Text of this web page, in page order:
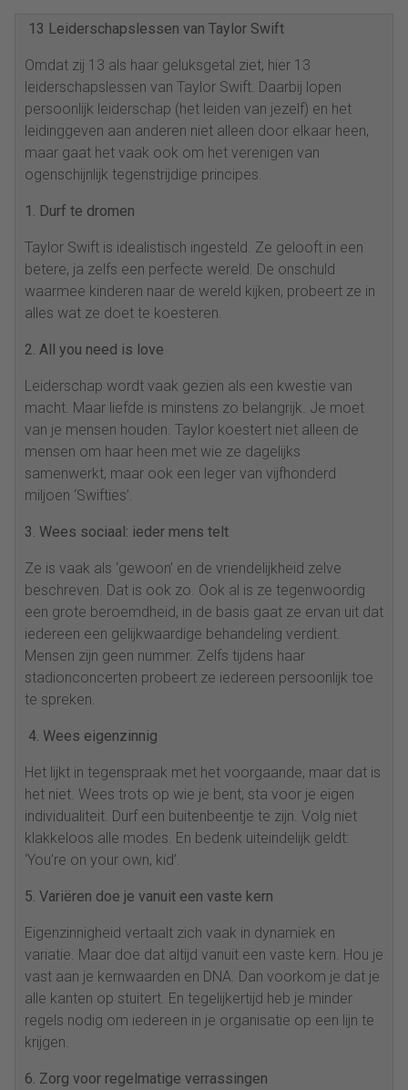
13 Leiderschapslessen van Taylor Swift
Omdat zij 13 als haar geluksgetal ziet, hier 13
leiderschapslessen van Taylor Swift. Daarbij lopen
persoonlijk leiderschap (het leiden van jezelf) en het
leidinggeven aan anderen niet alleen door elkaar heen,
maar gaat het vaak ook om het verenigen van
ogenschijnlijk tegenstrijdige principes.
1. Durf te dromen
Taylor Swift is idealistisch ingesteld. Ze gelooft in een
betere, ja zelfs een perfecte wereld. De onschuld
waarmee kinderen naar de wereld kijken, probeert ze in
alles wat ze doet te koesteren.
2. All you need is love
Leiderschap wordt vaak gezien als een kwestie van
macht. Maar liefde is minstens zo belangrijk. Je moet
van je mensen houden. Taylor koestert niet alleen de
mensen om haar heen met wie ze dagelijks
samenwerkt, maar ook een leger van vijfhonderd
miljoen ‘Swifties’.
3. Wees sociaal: ieder mens telt
Ze is vaak als ‘gewoon’ en de vriendelijkheid zelve
beschreven. Dat is ook zo. Ook al is ze tegenwoordig
een grote beroemdheid, in de basis gaat ze ervan uit dat
iedereen een gelijkwaardige behandeling verdient.
Mensen zijn geen nummer. Zelfs tijdens haar
stadionconcerten probeert ze iedereen persoonlijk toe
te spreken.
4. Wees eigenzinnig
Het lijkt in tegenspraak met het voorgaande, maar dat is
het niet. Wees trots op wie je bent, sta voor je eigen
individualiteit. Durf een buitenbeentje te zijn. Volg niet
klakkeloos alle modes. En bedenk uiteindelijk geldt:
‘You’re on your own, kid’.
5. Variëren doe je vanuit een vaste kern
Eigenzinnigheid vertaalt zich vaak in dynamiek en
variatie. Maar doe dat altijd vanuit een vaste kern. Hou je
vast aan je kernwaarden en DNA. Dan voorkom je dat je
alle kanten op stuitert. En tegelijkertijd heb je minder
regels nodig om iedereen in je organisatie op een lijn te
krijgen.
6. Zorg voor regelmatige verrassingen